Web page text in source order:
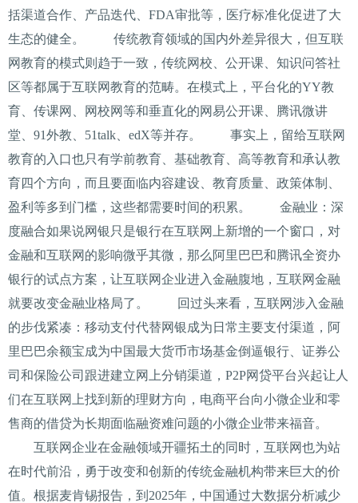
括渠道合作、产品迭代、FDA审批等，医疗标准化促进了大
生态的健全。 传统教育领域的国内外差异很大，但互联
网教育的模式则趋于一致，传统网校、公开课、知识问答社
区等都属于互联网教育的范畴。在模式上，平台化的YY教
育、传课网、网校网等和垂直化的网易公开课、腾讯微讲
堂、91外教、51talk、edX等并存。 事实上，留给互联网
教育的入口也只有学前教育、基础教育、高等教育和承认教
育四个方向，而且要面临内容建设、教育质量、政策体制、
盈利等多到门槛，这些都需要时间的积累。 金融业：深
度融合如果说网银只是银行在互联网上新增的一个窗口，对
金融和互联网的影响微乎其微，那么阿里巴巴和腾讯全资办
银行的试点方案，让互联网企业进入金融腹地，互联网金融
就要改变金融业格局了。 回过头来看，互联网涉入金融
的步伐紧凑：移动支付代替网银成为日常主要支付渠道，阿
里巴巴余额宝成为中国最大货币市场基金倒逼银行、证券公
司和保险公司跟进建立网上分销渠道，P2P网贷平台兴起让人
们在互联网上找到新的理财方向，电商平台向小微企业和零
售商的借贷为长期面临融资难问题的小微企业带来福音。
互联网企业在金融领域开疆拓土的同时，互联网也为站
在时代前沿，勇于改变和创新的传统金融机构带来巨大的价
值。根据麦肯锡报告，到2025年，中国通过大数据分析减少